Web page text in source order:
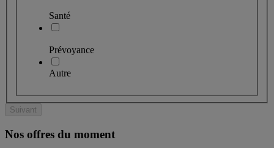
Santé
Prévoyance
Autre
Suivant
Nos offres du moment